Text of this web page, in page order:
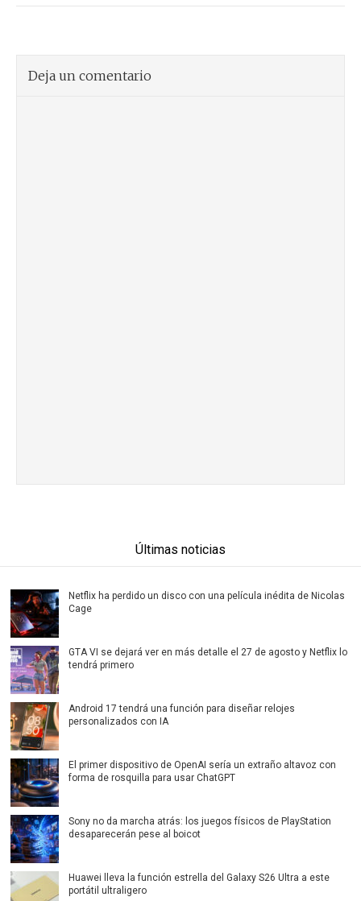
Deja un comentario
Últimas noticias
Netflix ha perdido un disco con una película inédita de Nicolas
Cage
GTA VI se dejará ver en más detalle el 27 de agosto y Netflix lo
tendrá primero
Android 17 tendrá una función para diseñar relojes
personalizados con IA
El primer dispositivo de OpenAI sería un extraño altavoz con
forma de rosquilla para usar ChatGPT
Sony no da marcha atrás: los juegos físicos de PlayStation
desaparecerán pese al boicot
Huawei lleva la función estrella del Galaxy S26 Ultra a este
portátil ultraligero